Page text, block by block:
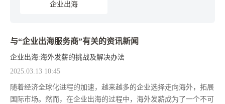
企业出海
与“企业出海服务商”有关的资讯新闻
企业出海:海外发薪的挑战及解决办法
2025.03.13 10:45
随着经济全球化进程的加速，越来越多的企业选择走向海外，拓展
国际市场。然而，在企业出海的过程中，海外发薪成为了一个不可